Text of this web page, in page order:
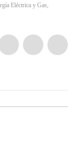
Eléctrica y Gas,